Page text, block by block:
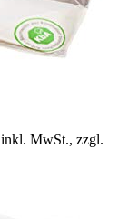
inkl. MwSt., zzgl.